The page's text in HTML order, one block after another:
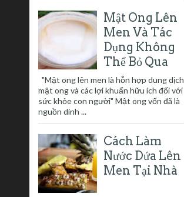
Mật Ong Lên
Men Và Tác
Dụng Không
Thể Bỏ Qua
"Mật ong lên men là hỗn hợp dung dịch
mật ong và các lợi khuẩn hữu ích đối với
sức khỏe con người" Mật ong vốn đã là
nguồn dinh ...
Cách Làm
Nước Dứa Lên
Men Tại Nhà